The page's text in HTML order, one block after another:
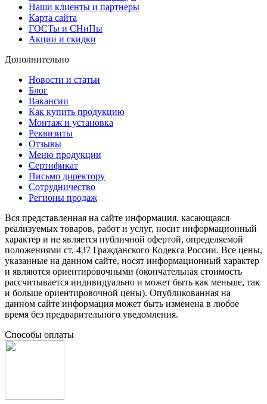
Наши клиенты и партнеры
Карта сайта
ГОСТы и СНиПы
Акции и скидки
Дополнительно
Новости и статьи
Блог
Вакансии
Как купить продукцию
Монтаж и установка
Реквизиты
Отзывы
Меню продукции
Сертификат
Письмо директору
Сотрудничество
Регионы продаж
Вся представленная на сайте информация, касающаяся
реализуемых товаров, работ и услуг, носит информационный
характер и не является публичной офертой, определяемой
положениями ст. 437 Гражданского Кодекса России. Все цены,
указанные на данном сайте, носят информационный характер
и являются ориентировочными (окончательная стоимость
рассчитывается индивидуально и может быть как меньше, так
и больше ориентировочной цены). Опубликованная на
данном сайте информация может быть изменена в любое
время без предварительного уведомления.
Способы оплаты